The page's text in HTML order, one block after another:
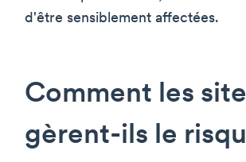
d'être sensiblement affectées.
Comment les
gèrent-ils le